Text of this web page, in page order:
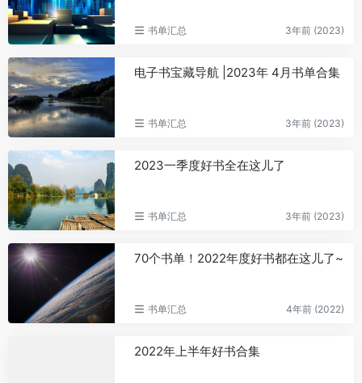
书单汇总 3年前 (2023)
电子书宝藏导航 |2023年 4月书单合集
书单汇总 3年前 (2023)
2023一季度好书全在这儿了
书单汇总 3年前 (2023)
70个书单！2022年度好书都在这儿了~
书单汇总 4年前 (2022)
2022年上半年好书合集